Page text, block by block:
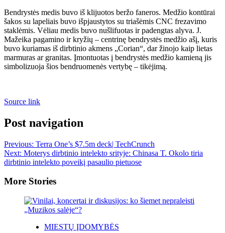
Bendrystės medis buvo iš klijuotos beržo faneros. Medžio kontūrai
šakos su lapeliais buvo išpjaustytos su triašėmis CNC frezavimo
staklėmis. Vėliau medis buvo nušlifuotas ir padengtas alyva. J.
Mažeika pagamino ir kryžių – centrinę bendrystės medžio ašį, kuris
buvo kuriamas iš dirbtinio akmens „Corian“, dar žinojo kaip lietas
marmuras ar granitas. Įmontuotas į bendrystės medžio kamieną jis
simbolizuoja šios bendruomenės vertybę – tikėjimą.
Source link
Post navigation
Previous: Terra One’s $7.5m deck| TechCrunch
Next: Moterys dirbtinio intelekto srityje: Chinasa T. Okolo tiria
dirbtinio intelekto poveikį pasaulio pietuose
More Stories
MIESTŲ ĮDOMYBĖS